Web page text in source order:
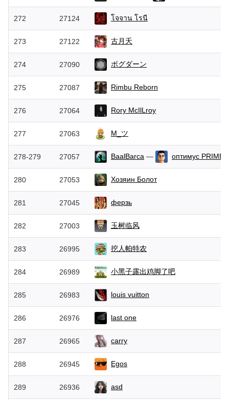
272 27124 โจจาน โรนี
273 27122 古月夭
274 27090 ボグダーン
275 27087 Rimbu Reborn
276 27064 Rory McIlLroy
277 27063 M_ツ
278-279 27057 BaalBarca — оптимус PRIME
280 27053 Хозяин Болот
281 27045 ферзь
282 27003 玉树临风
283 26995 挖人帕特农
284 26989 小黑子露出鸡脚了吧
285 26983 louis vuitton
286 26976 last one
287 26965 carry
288 26945 Egos
289 26936 asd